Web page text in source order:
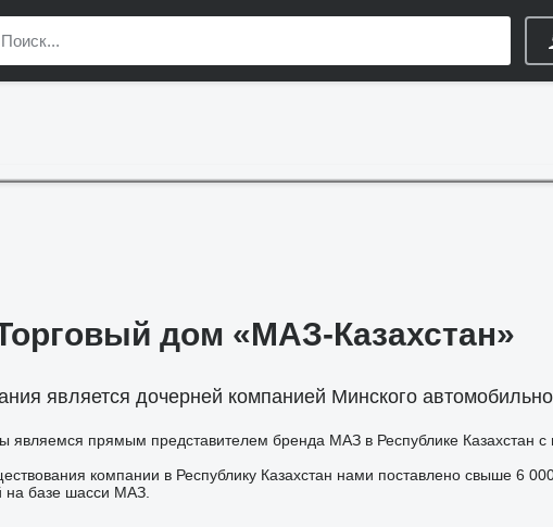
дом «МАЗ-Казахстан»
является дочерней компанией Минского
являемся прямым представителем бренда МАЗ в Республике Казахстан с
компании в Республику Казахстан нами поставлено свыше 6
на базе шасси МАЗ.